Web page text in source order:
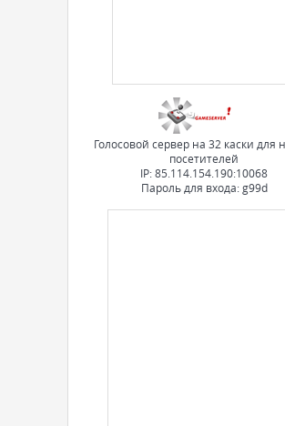
Голосовой сервер на 32 каски для
посетителей
IP: 85.114.154.190:10068
Пароль для входа: g99d